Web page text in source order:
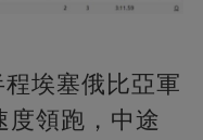
程埃塞俄比亞軍
度領跑，中途